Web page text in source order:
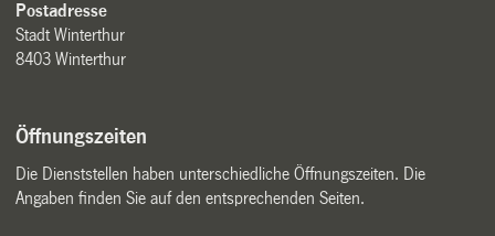
Postadresse
Stadt Winterthur
8403 Winterthur
Öffnungszeiten
Die Dienststellen haben unterschiedliche Öffnungszeiten. Die
Angaben finden Sie auf den entsprechenden Seiten.